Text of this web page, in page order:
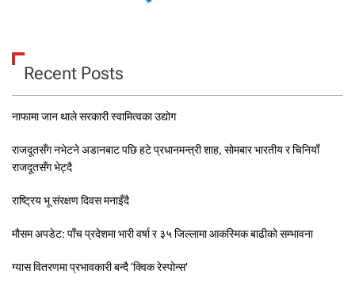
Recent Posts
नाफामा जान थाले सरकारी स्वामित्वका उद्योग
राजदूतसँग नभेटने अडानबाट पछि हटे प्रधानमन्त्री शाह, सोमबार भारतीय र चिनियाँ
राजदूतसँग भेट्दै
राष्ट्रिय भू संरक्षण दिवस मनाइँदै
मौसम अपडेट: पाँच प्रदेशमा भारी वर्षा र ३५ जिल्लामा आकस्मिक बाढीको सम्भावना
ग्यास वितरणमा प्रभावकारी बन्दै ‘क्विक रेस्पोन्स’